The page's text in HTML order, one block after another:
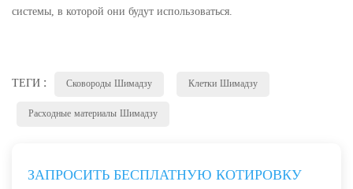
системы, в которой они будут использоваться.
ТЕГИ : Сковороды Шимадзу
Клетки Шимадзу
Расходные материалы Шимадзу
ЗАПРОСИТЬ БЕСПЛАТНУЮ КОТИРОВКУ